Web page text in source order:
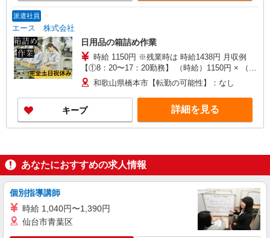
派遣社員
エース 株式会社
日用品の箱詰め作業
時給 1150円 ※残業時は 時給1438円 月収例
【①8：20〜17：20勤務】 （時給）1150円 × （実
働）8時間 × （出勤）約21日＝ 約19.3万円以上可
能 + 交通費支給※規定あり 【②9：00〜16：00
勤務】 （時給）1150円 × （実働）6時間 × （出
勤）約21日＝ 約14.4万円以上可能 + 交通費支給
※規定あり
和歌山県橋本市【転勤の可能性】：なし
キープ 詳細を見る
あなたにおすすめの求人情報
個別指導講師
時給 1,040円〜1,390円
仙台市青葉区